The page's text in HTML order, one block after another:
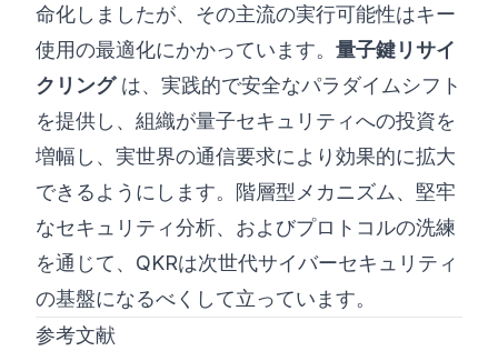
命化しましたが、その主流の実行可能性はキー
使用の最適化にかかっています。 量子鍵リサイ
クリングは、実践的で安全なパラダイムシフト
を提供し、組織が量子セキュリティへの投資を
増幅し、実世界の通信要求により効果的に拡大
できるようにします。階層型メカニズム、堅牢
なセキュリティ分析、およびプロトコルの洗練
を通じて、QKRは次世代サイバーセキュリティ
の基盤になるべくして立っています。
参考文献